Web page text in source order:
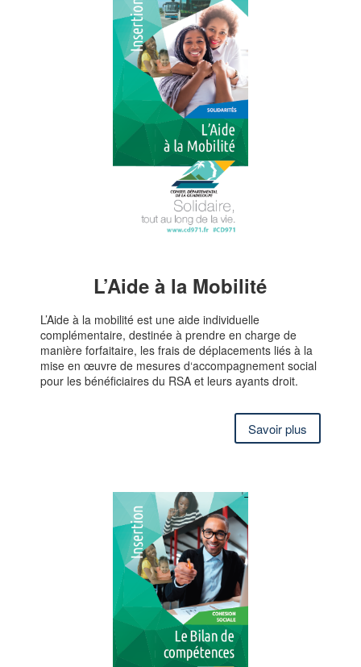
L’Aide à la Mobilité
L’Aide à la mobilité est une aide individuelle
complémentaire, destinée à prendre en charge de
manière forfaitaire, les frais de déplacements liés à la
mise en œuvre de mesures d‘accompagnement social
pour les bénéficiaires du RSA et leurs ayants droit.
Savoir plus